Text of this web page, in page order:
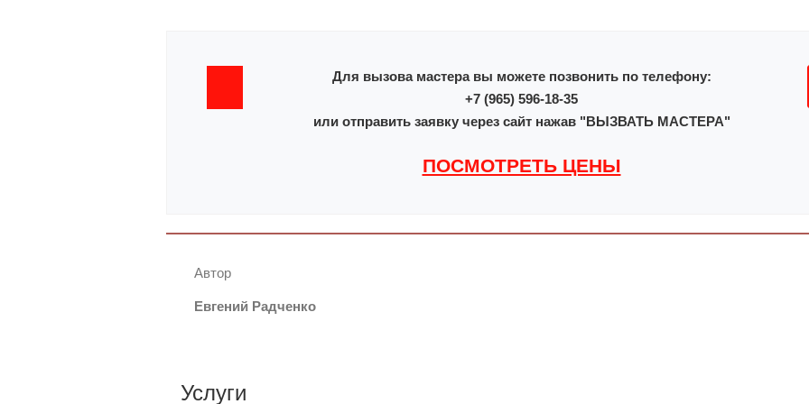
Для вызова мастера вы можете позвонить по телефону:
+7 (965) 596-18-35
или отправить заявку через сайт нажав "ВЫЗВАТЬ МАСТЕРА"
ПОСМОТРЕТЬ ЦЕНЫ
Автор
Евгений Радченко
Услуги